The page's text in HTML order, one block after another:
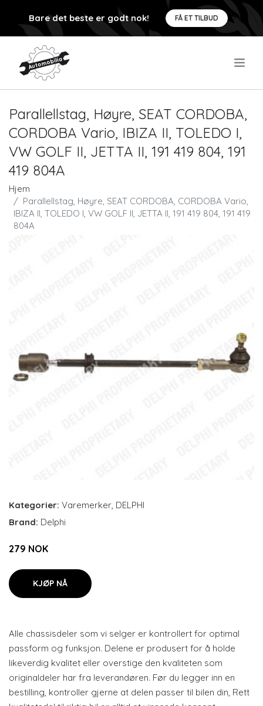
Bare det beste er godt nok! FÅ ET TILBUD
Parallellstag, Høyre, SEAT CORDOBA,
CORDOBA Vario, IBIZA II, TOLEDO I,
VW GOLF II, JETTA II, 191 419 804, 191
419 804A
Hjem
Parallellstag, Høyre, SEAT CORDOBA, CORDOBA Vario,
IBIZA II, TOLEDO I, VW GOLF II, JETTA II, 191 419 804, 191 419
804A
Kategorier: Varemerker, DELPHI
Brand: Delphi
279 NOK
KJØP NÅ
Alle chassisdeler som vi selger er kontrollert for optimal
passform og funksjon. Delene er produsert for å holde
likeverdig kvalitet eller overstige den kvaliteten som
originaldeler har fra leverandøren. Før du legger inn en
bestilling, kontroller gjerne at delen passer til bilen din, Rett